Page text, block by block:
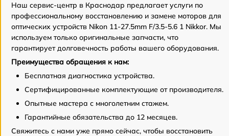
Наш сервис-центр в Краснодар предлагает услуги по
профессиональному восстановлению и замене моторов для
оптических устройств Nikon 11-27.5mm F/3.5-5.6 1 Nikkor. Мы
используем только оригинальные запчасти, что
гарантирует долговечность работы вашего оборудования.
Преимущества обращения к нам:
Бесплатная диагностика устройства.
Сертифицированные комплектующие от производителя.
Опытные мастера с многолетним стажем.
Гарантийные обязательства до 12 месяцев.
Свяжитесь с нами уже прямо сейчас, чтобы восстановить